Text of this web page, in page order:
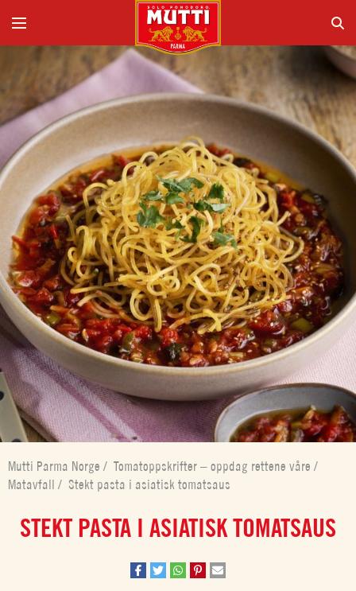
Mutti Parma Norge / Tomatoppskrifter – oppdag rettene våre /
Matavfall / Stekt pasta i asiatisk tomatsaus
STEKT PASTA I ASIATISK TOMATSAUS